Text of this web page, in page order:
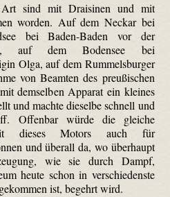
Art sind mit Draisinen und mit
worden. Auf dem Neckar bei
bei Baden-Baden vor der
auf dem Bodensee bei
Olga, auf dem Rummels­burger
von Beamten des preußischen
demselben Apparat ein kleines
und machte dieselbe schnell und
Offenbar würde die gleiche
dieses Motors auch für
und überall da, wo überhaupt
wie sie durch Dampf,
heute schon in verschiedenste
ist, begehrt wird.